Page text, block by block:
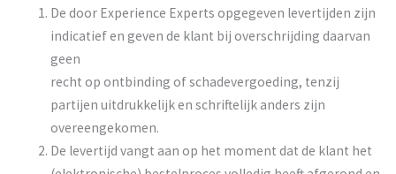
De door Experience Experts opgegeven levertijden zijn
indicatief en geven de klant bij overschrijding daarvan
geen
recht op ontbinding of schadevergoeding, tenzij
partijen uitdrukkelijk en schriftelijk anders zijn
overeengekomen.
De levertijd vangt aan op het moment dat de klant het